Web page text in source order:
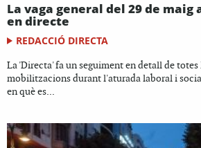
La vaga general del 29 de maig
en directe
REDACCIÓ DIRECTA
La 'Directa' fa un seguiment en detall de totes
mobilitzacions durant l'aturada laboral i
en què es...